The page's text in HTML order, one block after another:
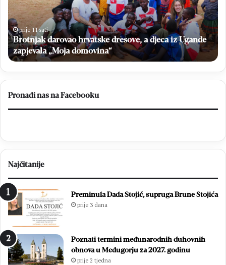
misu
37.
Mladifesta
na
Križevcu
prije 13 sati
Fra Zvonimir Pavičić predslavio završnu misu 37.
Mladifesta na Križevcu
Pronađi nas na Facebooku
Najčitanije
Preminula Dada Stojić, supruga Brune Stojića
prije 3 dana
Poznati termini međunarodnih duhovnih
obnova u Međugorju za 2027. godinu
prije 2 tjedna